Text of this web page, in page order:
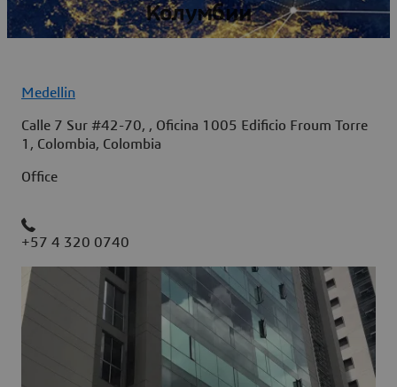
Колумбии
Medellin
Calle 7 Sur #42-70, , Oficina 1005 Edificio Froum Torre
1, Colombia, Colombia
Office
+57 4 320 0740